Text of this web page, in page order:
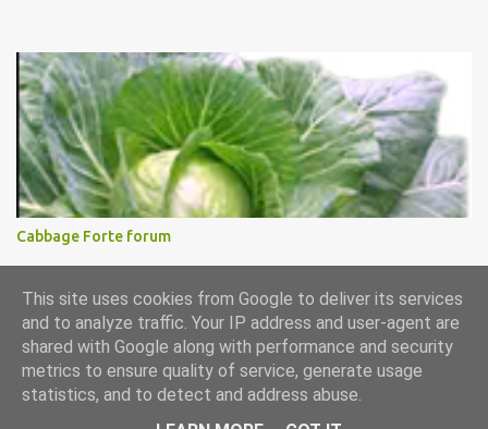
concurs Ferma Paulei. Poți căștiga zilnic truse de grădinărit,
săptămânal tractorașul fermierului sau premiul cel mare o
excursie la o super-fermă din Anglia. Mai multe coduri, mai multe
șanse de câștig. Câștigători si regulament pe
www.paulapudding.ro.
Cabbage Forte forum
de-a mea disperata dupa leacuri de slabit functionabile a incercat
si Cabbage Forte. A slabit foarte putin 1 kilogram in 4 saptamani (a
facut comanda la cura Cabbage Forte de 4 saptamani pana la 15
kilograme la pretul de 139 lei). As vrea sa tranform aceasta pagina
This site uses cookies from Google to deliver its services
and to analyze traffic. Your IP address and user-agent are
shared with Google along with performance and security
metrics to ensure quality of service, generate usage
statistics, and to detect and address abuse.